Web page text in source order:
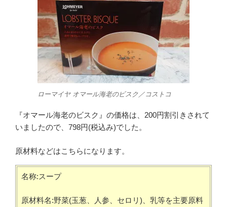
ローマイヤ オマール海老のビスク／コストコ
『オマール海老のビスク』の価格は、200円割引きされて
いましたので、798円(税込み)でした。
原材料などはこちらになります。
名称:スープ
原材料名:野菜(玉葱、人参、セロリ)、乳等を主要原料